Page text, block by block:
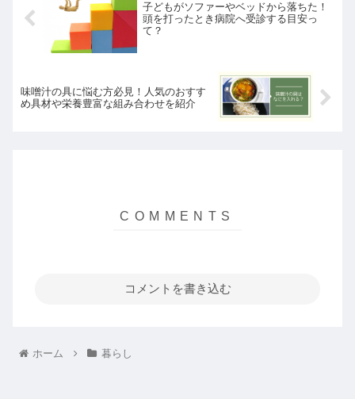
子どもがソファーやベッドから落ちた！
頭を打ったとき病院へ受診する目安っ
て？
味噌汁の具に悩む方必見！人気のおすす
め具材や栄養豊富な組み合わせを紹介
コメントを書き込む
ホーム 暮らし